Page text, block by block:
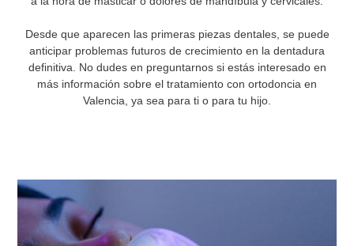
Desde que aparecen las primeras piezas dentales, se puede
anticipar problemas futuros de crecimiento en la dentadura
definitiva. No dudes en preguntarnos si estás interesado en
más información sobre el tratamiento con ortodoncia en
Valencia, ya sea para ti o para tu hijo.